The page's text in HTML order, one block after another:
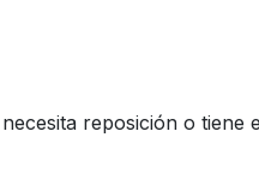
reposición o tiene